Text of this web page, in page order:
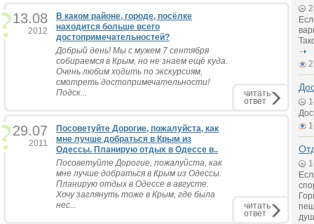
13.08
2012
В каком районе, городе, посёлке
находится больше всего
достопримечательностей?
Добрый день! Мы с мужем 7 сентября
собираемся в Крым, но не знаем ещё куда.
Очень любим ходить по экскурсиям,
смотреть достопримечательности!
Подск...
читать
ответ
29.07
2011
Посоветуйте Дорогие, пожалуйста, как
мне лучше добраться в Крым из
Одессы. Планирую отдых в Одессе в..
Посоветуйте Дорогие, пожалуйста, как
мне лучше добраться в Крым из Одессы.
Планирую отдых в Одессе в августе.
Хочу заглянуть тоже в Крым, где была
нес...
читать
ответ